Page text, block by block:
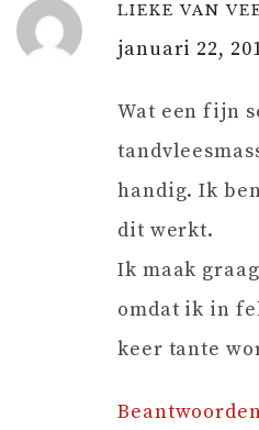
LIEKE VAN
januari 22,
Wat een fijn
handig. Ik
dit werkt.
Ik maak
omdat ik in
keer tante